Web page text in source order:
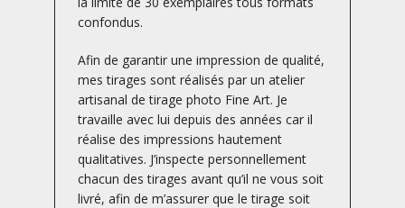
confondus.
Afin de garantir une impression de qualité,
mes tirages sont réalisés par un atelier
artisanal de tirage photo Fine Art. Je
travaille avec lui depuis des années car il
réalise des impressions hautement
qualitatives. J’inspecte personnellement
chacun des tirages avant qu’il ne vous soit
livré, afin de m’assurer que le tirage soit